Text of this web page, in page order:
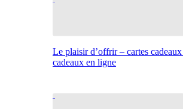
Le plaisir d’offrir – cartes
cadeaux en ligne